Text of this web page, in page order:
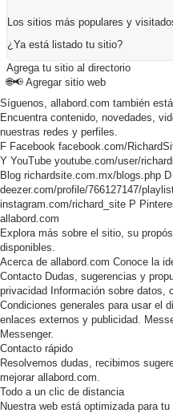
Los sitios más populares y
¿Ya está listado tu sitio?
Agrega tu sitio al directorio
🌐📢 Agregar sitio web
Síguenos, allabord.com también
Encuentra contenido, novedades,
nuestras redes y perfiles.
F Facebook facebook.com/
Y YouTube youtube.com/user/
Blog richardsite.com.mx/blogs.php D
deezer.com/profile/766127147/
instagram.com/richard_site P
allabord.com
Explora más sobre el sitio, su
disponibles.
Acerca de allabord.com Conoce la
Contacto Dudas, sugerencias y
privacidad Información sobre datos,
Condiciones generales para usar el
enlaces externos y publicidad.
Messenger.
Contacto rápido
Resolvemos dudas, recibimos
mejorar allabord.com.
Todo a un clic de distancia
Nuestra web está optimizada para